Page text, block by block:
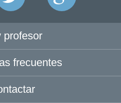
profesor
frecuentes